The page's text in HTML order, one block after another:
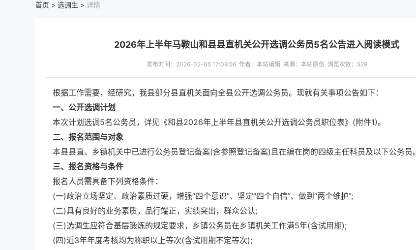
首页 > 选调生 > 详情
2026年上半年马鞍山和县县直机关公开选调公务员5名公告进入阅读模式
发布时间：2026-02-05 17:08:56 作者：本站编辑 来源：本站原创 浏览次数： 529
根据工作需要，经研究，我县部分县直机关面向全县公开选调公务员。现就有关事项公告如下：
一、公开选调计划
本次计划选调5名公务员，详见《和县2026年上半年县直机关公开选调公务员职位表》(附件1)。
二、报名范围与对象
本县县直、乡镇机关中已进行公务员登记备案(含参照登记备案)且在编在岗的四级主任科员及以下公务员。
三、报名资格与条件
报名人员需具备下列资格条件：
(一)政治立场坚定、政治素质过硬，增强“四个意识”、坚定“四个自信”、做到“两个维护”;
(二)具有良好的业务素质，品行端正，实绩突出，群众公认;
(三)选调生应符合基层锻炼的规定要求，乡镇公务员在乡镇机关工作满5年(含试用期);
(四)近3年年度考核均为称职以上等次(含试用期不定等次);